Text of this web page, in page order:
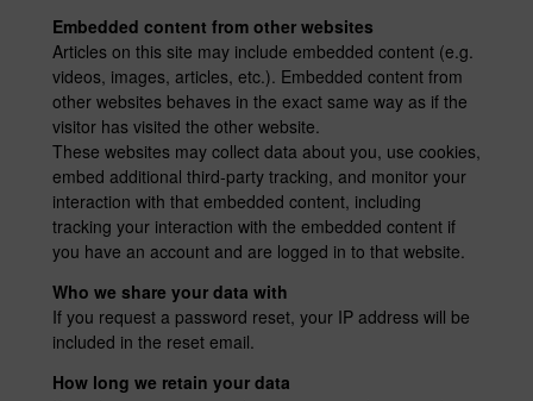
Embedded content from other websites
Articles on this site may include embedded content (e.g.
videos, images, articles, etc.). Embedded content from
other websites behaves in the exact same way as if the
visitor has visited the other website.
These websites may collect data about you, use cookies,
embed additional third-party tracking, and monitor your
interaction with that embedded content, including
tracking your interaction with the embedded content if
you have an account and are logged in to that website.
Who we share your data with
If you request a password reset, your IP address will be
included in the reset email.
How long we retain your data